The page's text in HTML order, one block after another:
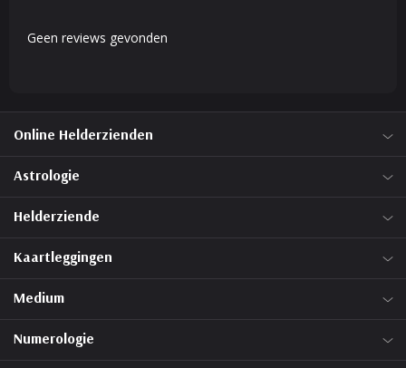
Geen reviews gevonden
Online Helderzienden
Astrologie
Helderziende
Kaartleggingen
Medium
Numerologie